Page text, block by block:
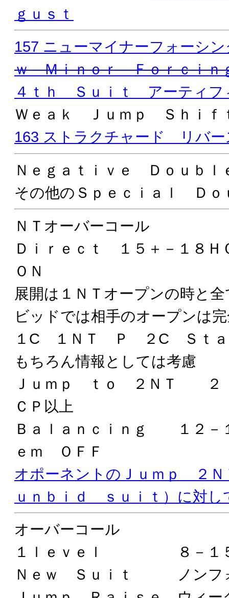
ｇｕｓｔ
157 ニューマイナーフォーシン
ｗ Ｍｉｎｏｒ Ｆｏｒｃｉ
４ｔｈ Ｓｕｉｔ アーティ
Ｗｅａｋ Ｊｕｍｐ Ｓｈｉ
163 ストラクチャード リバー
Ｎｅｇａｔｉｖｅ Ｄｏｕ
その他のＳｐｅｃｉａｌ Ｄｏ
ＮＴオーバーコール
Ｄｉｒｅｃｔ １５＋－１８
ＯＮ
展開は１ＮＴオープンの時と
ビッドでは相手のオープンは
１C １ＮＴ Ｐ ２C Ｓｔａ
もちろん情報としては考慮
Ｊｕｍｐ ｔｏ ２ＮＴ ２
ＣＰ以上
Ｂａｌａｎｃｉｎｇ １２－
ｅｍ ＯＦＦ
オポーネントのＪｕｍｐ ２
ｕｎｂｉｄ ｓｕｉｔ）に対し
オーバーコール
１ｌｅｖｅｌ ８－１５
Ｎｅｗ Ｓｕｉｔ ノンフ